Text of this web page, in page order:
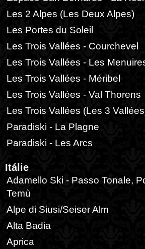
Les 2 Alpes (Les Deux Alpes)
Les Portes du Soleil
Les Trois Vallées - Courchevel
Les Trois Vallées - Les
Les Trois Vallées - Méribel
Les Trois Vallées - Val Thorens
Les Trois Vallées (Les 3
Paradiski - La Plagne
Paradiski - Les Arcs
Itálie
Adamello Ski - Passo Tonale,
Temù
Alpe di Siusi/Seiser Alm
Alta Badia
Aprica